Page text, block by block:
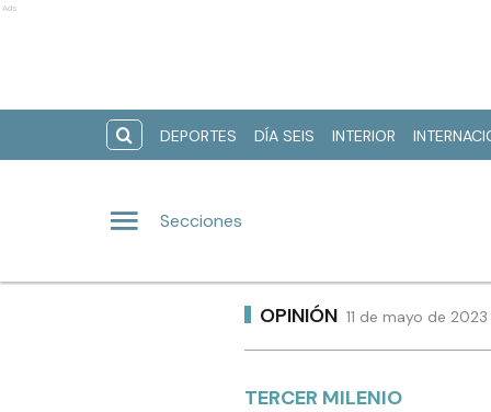
Ads
DEPORTES DÍA SEIS INTERIOR
Secciones
OPINIÓN 11 de mayo de
TERCER MILENIO